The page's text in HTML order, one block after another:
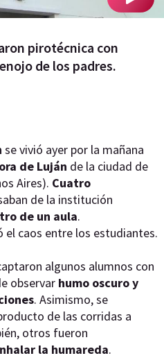
pirotécnica con
de los padres.
se vivió ayer por la mañana
de Luján de la ciudad de
Aires). Cuatro
de la institución
de un aula.
caos entre los estudiantes.
algunos alumnos con
observar humo oscuro y
. Asimismo, se
de las corridas a
otros fueron
la humareda.